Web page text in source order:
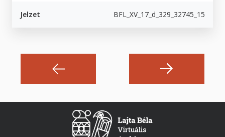
Jelzet BFL_XV_17_d_329_32745_15